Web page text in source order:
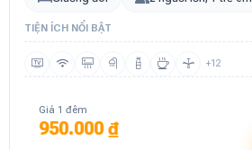
TIỆN ÍCH NỔI BẬT
+12
Giá 1 đêm
950.000 ₫